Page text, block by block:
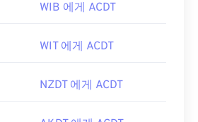
WIB 에게 ACDT
WIT 에게 ACDT
NZDT 에게 ACDT